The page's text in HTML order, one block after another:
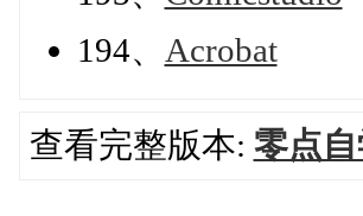
194、 Acrobat
查看完整版本: 零点自